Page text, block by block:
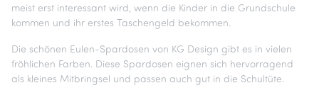
meist erst interessant wird, wenn die Kinder in die Grundschule
kommen und ihr erstes Taschengeld bekommen.
Die schönen Eulen-Spardosen von KG Design gibt es in vielen
fröhlichen Farben. Diese Spardosen eignen sich hervorragend
als kleines Mitbringsel und passen auch gut in die Schultüte.